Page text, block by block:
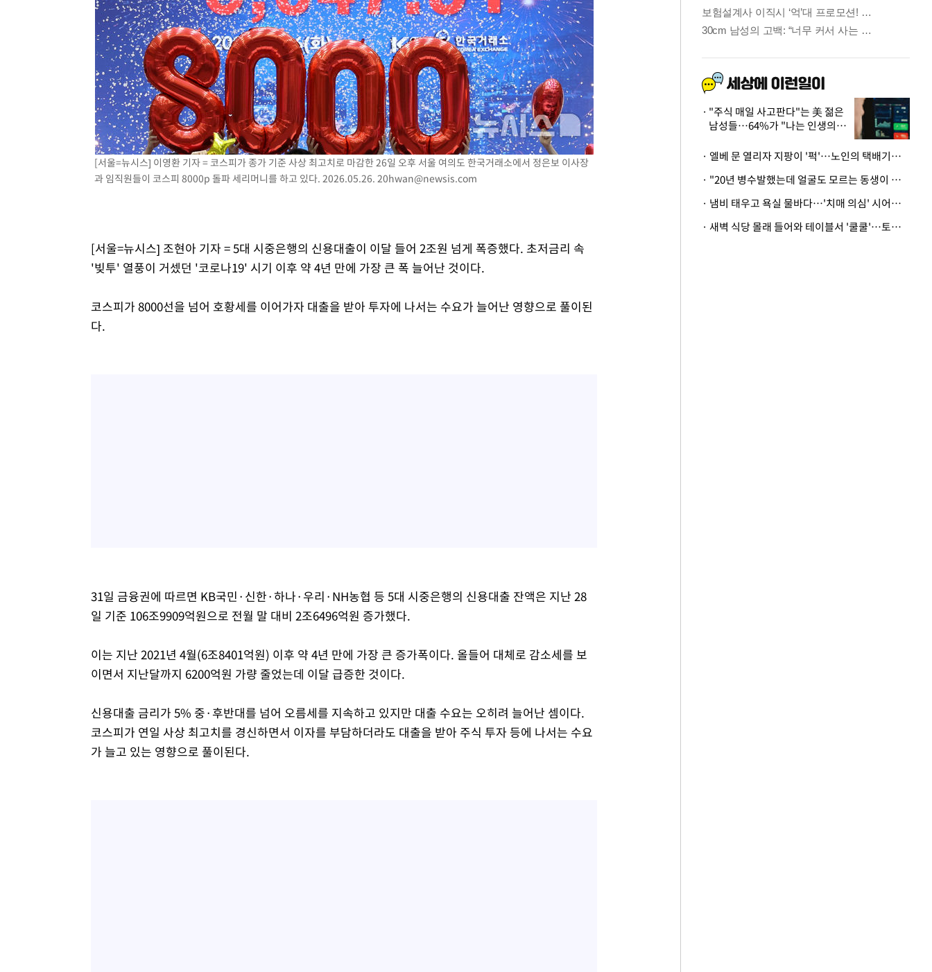
[서울=뉴시스] 이영환 기자 = 코스피가 종가 기준 사상 최고치로 마감한 26일 오후 서울 여의도 한국거래소에서 정은보 이사장
과 임직원들이 코스피 8000p 돌파 세리머니를 하고 있다. 2026.05.26. 20hwan@newsis.com
[서울=뉴시스] 조현아 기자 = 5대 시중은행의 신용대출이 이달 들어 2조원 넘게 폭증했다. 초저금리 속
'빚투' 열풍이 거셌던 '코로나19' 시기 이후 약 4년 만에 가장 큰 폭 늘어난 것이다.
코스피가 8000선을 넘어 호황세를 이어가자 대출을 받아 투자에 나서는 수요가 늘어난 영향으로 풀이된
다.
31일 금융권에 따르면 KB국민·신한·하나·우리·NH농협 등 5대 시중은행의 신용대출 잔액은 지난 28
일 기준 106조9909억원으로 전월 말 대비 2조6496억원 증가했다.
이는 지난 2021년 4월(6조8401억원) 이후 약 4년 만에 가장 큰 증가폭이다. 올들어 대체로 감소세를 보
이면서 지난달까지 6200억원 가량 줄었는데 이달 급증한 것이다.
신용대출 금리가 5% 중·후반대를 넘어 오름세를 지속하고 있지만 대출 수요는 오히려 늘어난 셈이다.
코스피가 연일 사상 최고치를 경신하면서 이자를 부담하더라도 대출을 받아 주식 투자 등에 나서는 수요
가 늘고 있는 영향으로 풀이된다.
"주식 매일 사고판다"는 美 젊은
남성들…64%가 "나는 인생의
· 엘베 문 열리자 지팡이 '퍽'…노인의 택배기사 폭행 이유
· "20년 병수발했는데 얼굴도 모르는 동생이 유산 절반을"…배다른 형제 상속권 있을까
· 냄비 태우고 욕실 물바다…'치매 의심' 시어머니 검사 권유했다가 '날벼락'
· 새벽 식당 몰래 들어와 테이블서 '쿨쿨'…토사물 남기고 사라진 남성